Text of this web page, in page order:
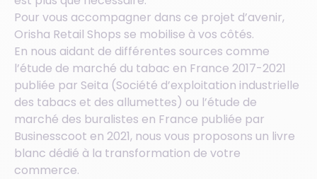
Pour vous accompagner dans ce projet d’avenir,
Orisha Retail Shops se mobilise à vos côtés.
En nous aidant de différentes sources comme
l’étude de marché du tabac en France 2017-2021
publiée par Seita (Société d’exploitation industrielle
des tabacs et des allumettes) ou l’étude de
marché des buralistes en France publiée par
Businesscoot en 2021, nous vous proposons un livre
blanc dédié à la transformation de votre
commerce.